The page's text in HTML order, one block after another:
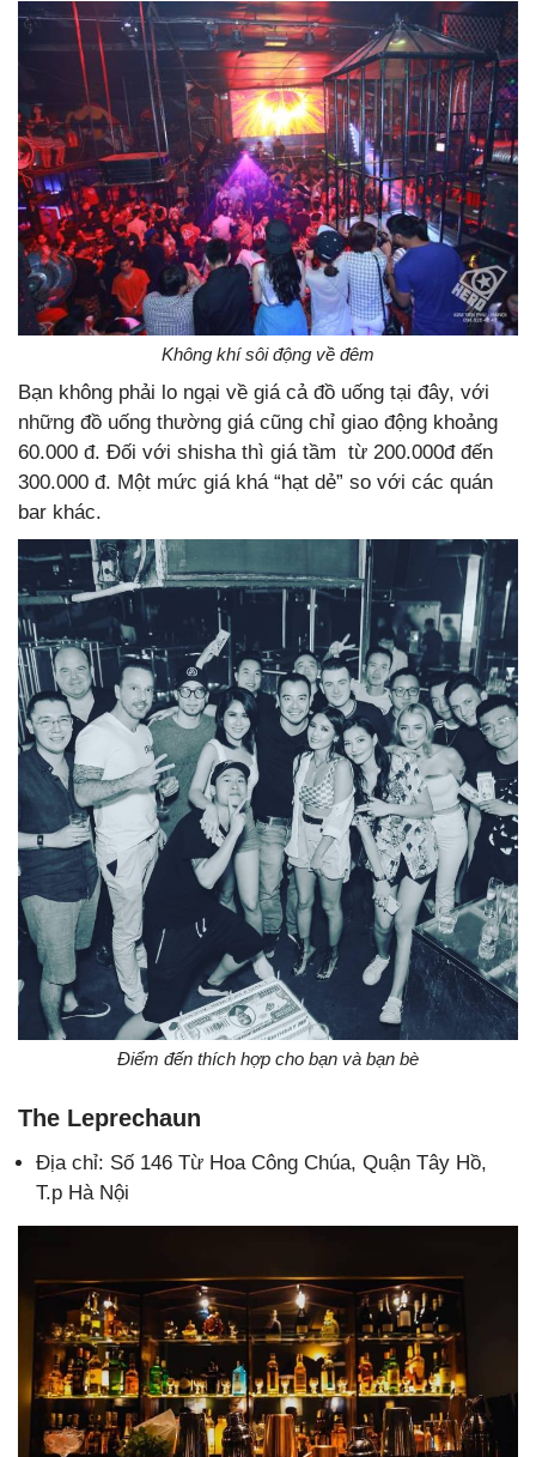
Không khí sôi động về đêm
Bạn không phải lo ngại về giá cả đồ uống tại đây, với
những đồ uống thường giá cũng chỉ giao động khoảng
60.000 đ. Đối với shisha thì giá tầm từ 200.000đ đến
300.000 đ. Một mức giá khá “hạt dẻ” so với các quán
bar khác.
Điểm đến thích hợp cho bạn và bạn bè
The Leprechaun
Địa chỉ: Số 146 Từ Hoa Công Chúa, Quận Tây Hồ,
T.p Hà Nội